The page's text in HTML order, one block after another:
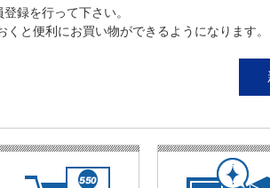
録を行って下さい。
と便利にお買い物ができるようになります。